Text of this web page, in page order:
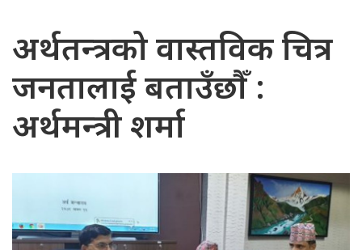
अर्थतन्त्रको वास्तविक चित्र
जनतालाई बताउँछौँ :
अर्थमन्त्री शर्मा